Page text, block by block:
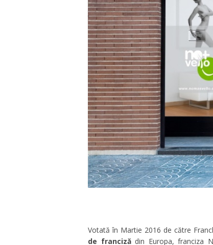
Votată în Martie 2016 de către
de franciză din Europa, franciza